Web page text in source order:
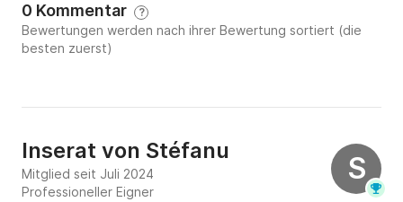
0 Kommentar ?
Bewertungen werden nach ihrer Bewertung sortiert (die
besten zuerst)
S
Inserat von Stéfanu
Mitglied seit Juli 2024
Professioneller Eigner